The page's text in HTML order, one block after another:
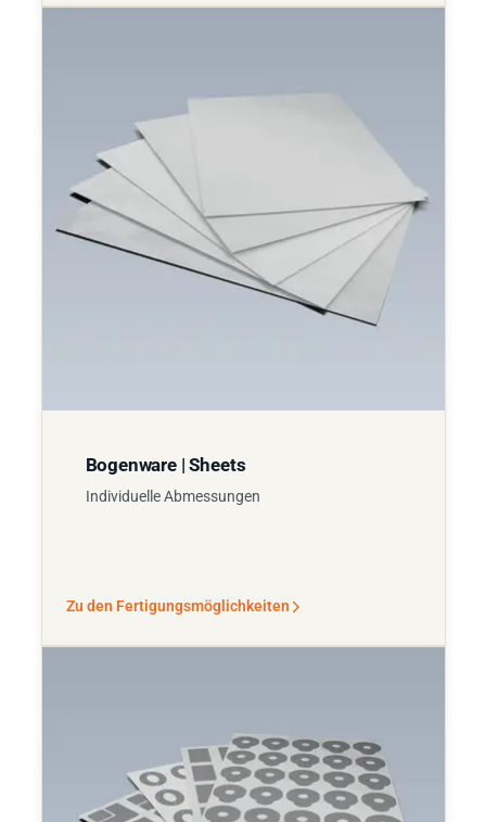
Bogenware | Sheets
Individuelle Abmessungen
Zu den Fertigungsmöglichkeiten